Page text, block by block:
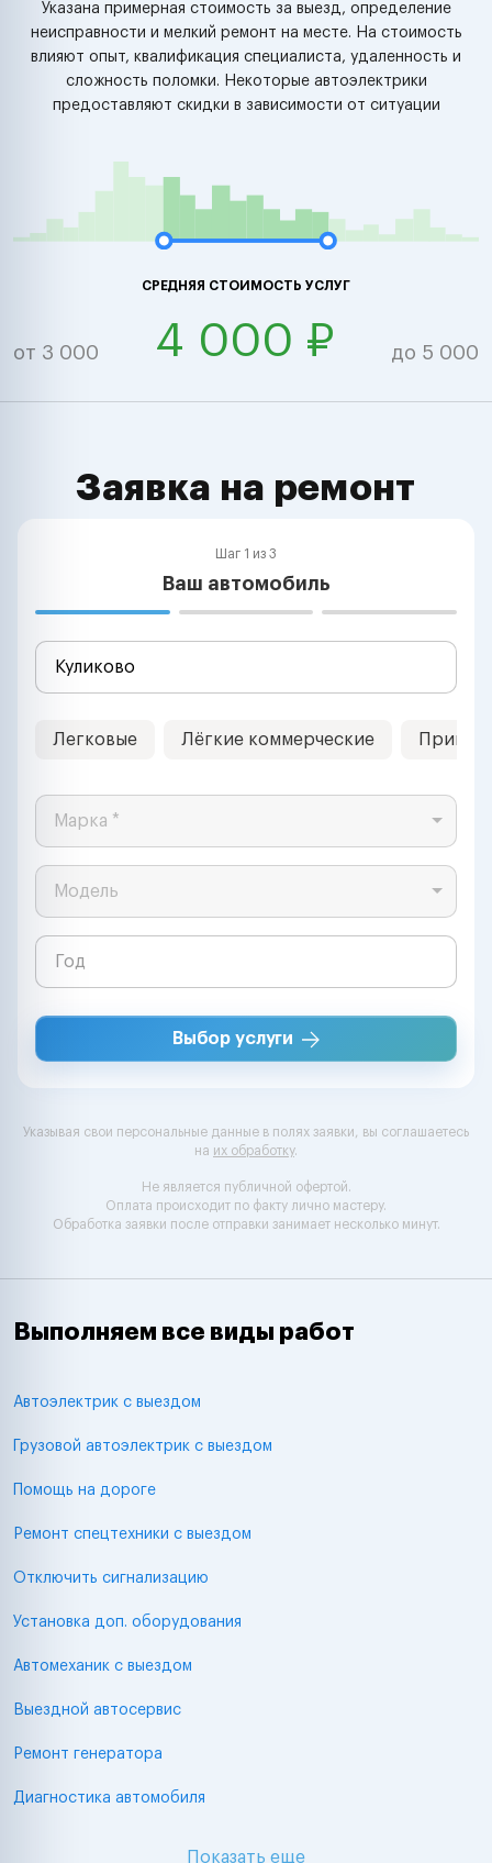
Указана примерная стоимость за выезд, определение
неисправности и мелкий ремонт на месте. На стоимость
влияют опыт, квалификация специалиста, удаленность и
сложность поломки. Некоторые автоэлектрики
предоставляют скидки в зависимости от ситуации
СРЕДНЯЯ СТОИМОСТЬ УСЛУГ
от 3 000 4 000 ₽ до 5 000
Заявка на ремонт
Шаг 1 из 3
Ваш автомобиль
Легковые Лёгкие коммерческие
Марка *
Модель
Выбор услуги
Указывая свои персональные данные в полях заявки, вы соглашаетесь
на их обработку.
Не является публичной офертой.
Оплата происходит по факту лично мастеру.
Обработка заявки после отправки занимает несколько минут.
Выполняем все виды работ
Автоэлектрик с выездом
Грузовой автоэлектрик с выездом
Помощь на дороге
Ремонт спецтехники с выездом
Отключить сигнализацию
Установка доп. оборудования
Автомеханик с выездом
Выездной автосервис
Ремонт генератора
Диагностика автомобиля
Показать еще